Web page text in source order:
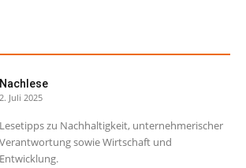
Nachlese
2. Juli 2025
Lesetipps zu Nachhaltigkeit, unternehmerischer
Verantwortung sowie Wirtschaft und
Entwicklung.